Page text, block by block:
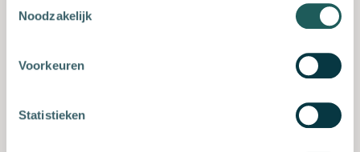
Noodzakelijk
Voorkeuren
Statistieken
hulpmiddelen